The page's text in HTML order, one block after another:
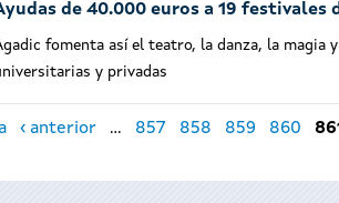
de 40.000 euros a 19 festivales
fomenta así el teatro, la danza, la magia
y privadas
‹ anterior … 857 858 859 860